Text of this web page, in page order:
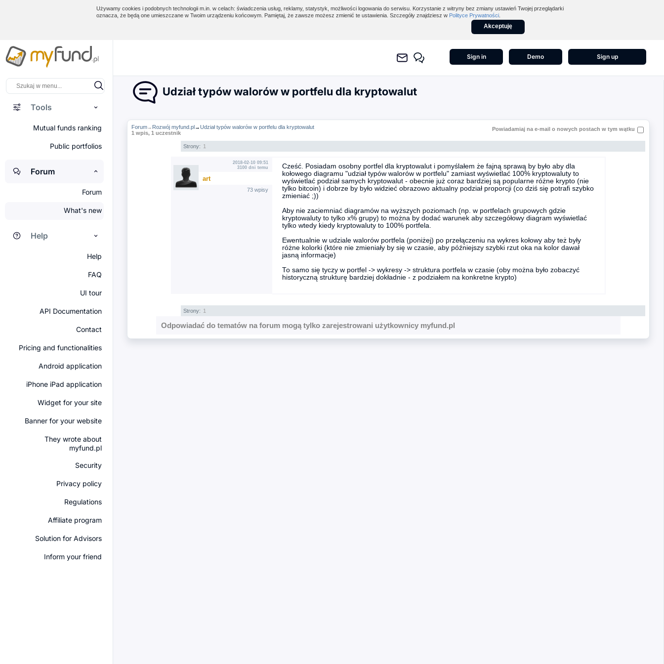
Używamy cookies i podobnych technologii m.in. w celach: świadczenia usług, reklamy, statystyk, możliwości logowania do serwisu. Korzystanie z witryny bez zmiany ustawień Twojej przeglądarki
oznacza, że będą one umieszczane w Twoim urządzeniu końcowym. Pamiętaj, że zawsze możesz zmienić te ustawienia. Szczegóły znajdziesz w Polityce Prywatności
Akceptuję
Tools
Mutual funds ranking
Public portfolios
Forum
Forum
What's new
Help
Help
FAQ
UI tour
API Documentation
Contact
Pricing and functionalities
Android application
iPhone iPad application
Widget for your site
Banner for your website
They wrote about
myfund.pl
Security
Privacy policy
Regulations
Affiliate program
Solution for Advisors
Inform your friend
Sign in Demo Sign up
Udział typów walorów w portfelu dla kryptowalut
Forum→ Rozwój myfund.pl→Udział typów walorów w portfelu dla kryptowalut
1 wpis, 1 uczestnik
Powiadamiaj na e-mail o nowych postach w tym wątku
Strony: 1
2018-02-10 09:51
3100 dni temu
art
73 wpisy
Cześć. Posiadam osobny portfel dla kryptowalut i pomyślałem że fajną sprawą by było aby dla
kołowego diagramu "udział typów walorów w portfelu" zamiast wyświetlać 100% kryptowaluty to
wyświetlać podział samych kryptowalut - obecnie już coraz bardziej są popularne różne krypto (nie
tylko bitcoin) i dobrze by było widzieć obrazowo aktualny podział proporcji (co dziś się potrafi szybko
zmieniać ;))
Aby nie zaciemniać diagramów na wyższych poziomach (np. w portfelach grupowych gdzie
kryptowaluty to tylko x% grupy) to można by dodać warunek aby szczegółowy diagram wyświetlać
tylko wtedy kiedy kryptowaluty to 100% portfela.
Ewentualnie w udziale walorów portfela (poniżej) po przełączeniu na wykres kołowy aby też były
różne kolorki (które nie zmieniały by się w czasie, aby późniejszy szybki rzut oka na kolor dawał
jasną informacje)
To samo się tyczy w portfel -> wykresy -> struktura portfela w czasie (oby można było zobaczyć
historyczną strukturę bardziej dokładnie - z podziałem na konkretne krypto)
Strony: 1
Odpowiadać do tematów na forum mogą tylko zarejestrowani użytkownicy myfund.pl